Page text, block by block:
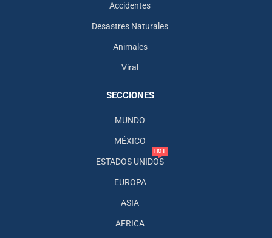
Accidentes
Desastres Naturales
Animales
Viral
SECCIONES
MUNDO
MÉXICO
ESTADOS UNIDOS
HOT
EUROPA
ASIA
AFRICA